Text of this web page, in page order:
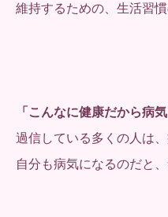
維持するための、生活習
「こんなに健康だから病
過信している多くの人は
自分も病気になるのだと、